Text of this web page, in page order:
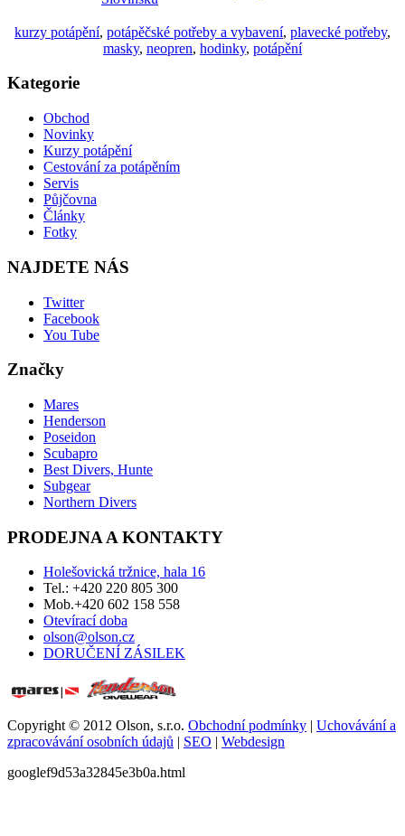
kurzy potápění, potápěčské potřeby a vybavení, plavecké potřeby,
masky, neopren, hodinky, potápění
Kategorie
Obchod
Novinky
Kurzy potápění
Cestování za potápěním
Servis
Půjčovna
Články
Fotky
NAJDETE NÁS
Twitter
Facebook
You Tube
Značky
Mares
Henderson
Poseidon
Scubapro
Best Divers, Hunte
Subgear
Northern Divers
PRODEJNA A KONTAKTY
Holešovická tržnice, hala 16
Tel.: +420 220 805 300
Mob.+420 602 158 558
Otevírací doba
olson@olson.cz
DORUČENÍ ZÁSILEK
Copyright © 2012 Olson, s.r.o. Obchodní podmínky | Uchovávání a
zpracovávání osobních údajů | SEO | Webdesign
googlef9d53a32845e3b0a.html